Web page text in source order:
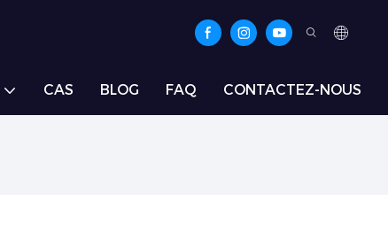
CAS BLOG FAQ CONTACTEZ-NOUS